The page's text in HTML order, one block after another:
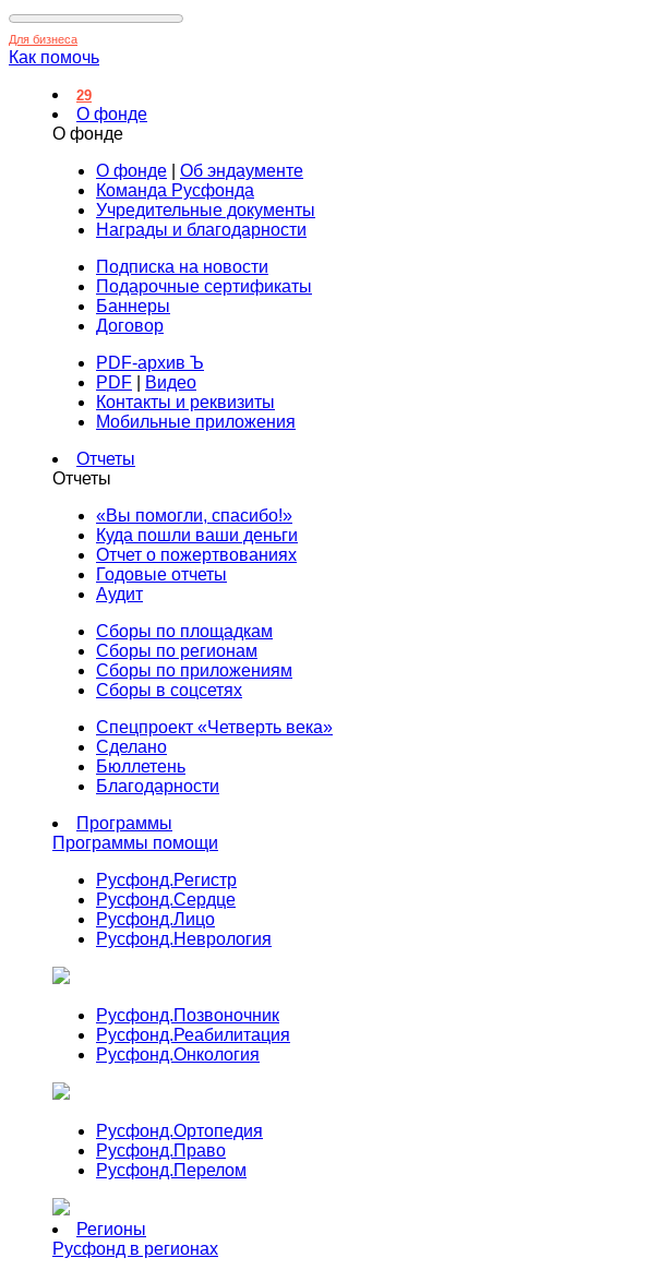
Для бизнеса
Как помочь
29
О фонде
О фонде
О фонде
Об эндаументе
Команда Русфонда
Учредительные документы
Награды и благодарности
Подписка на новости
Подарочные сертификаты
Баннеры
Договор
PDF-архив Ъ
PDF
Видео
Контакты и реквизиты
Мобильные приложения
Отчеты
Отчеты
«Вы помогли, спасибо!»
Куда пошли ваши деньги
Отчет о пожертвованиях
Годовые отчеты
Аудит
Сборы по площадкам
Сборы по регионам
Сборы по приложениям
Сборы в соцсетях
Спецпроект «Четверть века»
Сделано
Бюллетень
Благодарности
Программы
Программы помощи
Русфонд.Регистр
Русфонд.Сердце
Русфонд.Лицо
Русфонд.Неврология
Русфонд.Позвоночник
Русфонд.Реабилитация
Русфонд.Онкология
Русфонд.Ортопедия
Русфонд.Право
Русфонд.Перелом
Регионы
Русфонд в регионах